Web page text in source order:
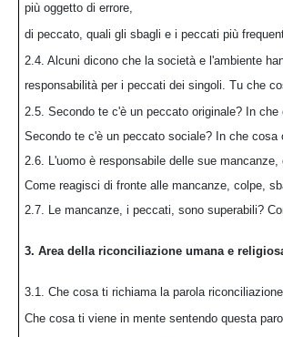
più oggetto di errore,
di peccato, quali gli sbagli e i peccati più
2.4. Alcuni dicono che la società e l'ambiente
responsabilità per i peccati dei singoli. Tu che
2.5. Secondo te c'è un peccato originale? In
Secondo te c'è un peccato sociale? In che cosa
2.6. L'uomo è responsabile delle sue mancanze,
Come reagisci di fronte alle mancanze, colpe,
2.7. Le mancanze, i peccati, sono superabili?
3. Area della riconciliazione umana e
3.1. Che cosa ti richiama la parola
Che cosa ti viene in mente sentendo questa